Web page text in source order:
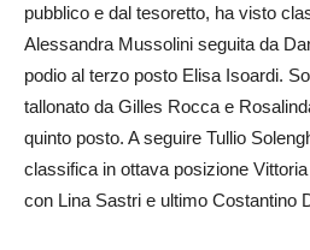
pubblico e dal tesoretto, ha visto
Alessandra Mussolini seguita da
podio al terzo posto Elisa Isoardi.
tallonato da Gilles Rocca e
quinto posto. A seguire Tullio
classifica in ottava posizione
con Lina Sastri e ultimo Costantino